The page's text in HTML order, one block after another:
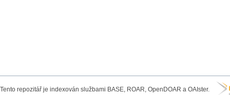
Tento repozitář je indexován službami BASE, ROAR, OpenDOAR a OAIster.